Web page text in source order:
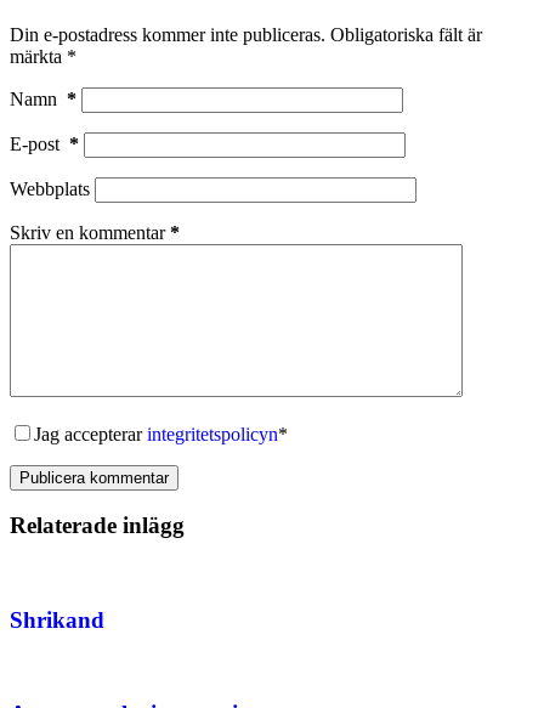
Din e-postadress kommer inte publiceras. Obligatoriska fält är
märkta *
Namn *
E-post *
Webbplats
Skriv en kommentar*
Jag accepterarintegritetspolicyn*
Publicera kommentar
Relaterade inlägg
Shrikand